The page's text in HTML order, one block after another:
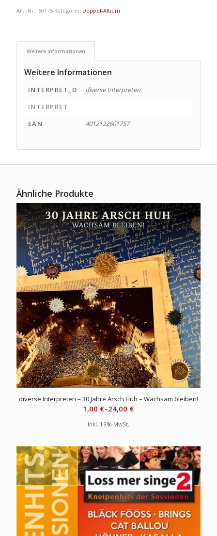
Art.-Nr.: 60175 Kategorie: Doppel-Album
Weitere Informationen
Weitere Informationen
INTERPRET_D
diverse Interpreten
INTERPRET
EAN
4012122601757
Ähnliche Produkte
diverse Interpreten – 30 Jahre Arsch Huh – Wachsam bleiben!
1,00 €–24,00 €
inkl. 19% MwSt.